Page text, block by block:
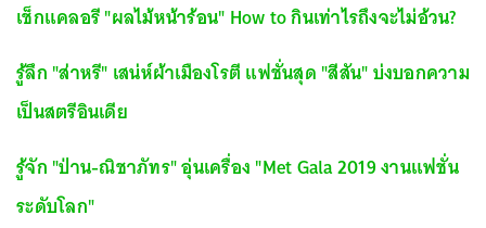
เช็กแคลอรี "ผลไม้หน้าร้อน" How to กินเท่าไรถึงจะไม่อ้วน?
รู้ลึก "ส่าหรี" เสน่ห์ผ้าเมืองโรตี แฟชั่นสุด "สีสัน" บ่งบอกความ
เป็นสตรีอินเดีย
รู้จัก "ป่าน-ณิชาภัทร" อุ่นเครื่อง "Met Gala 2019 งานแฟชั่น
ระดับโลก"